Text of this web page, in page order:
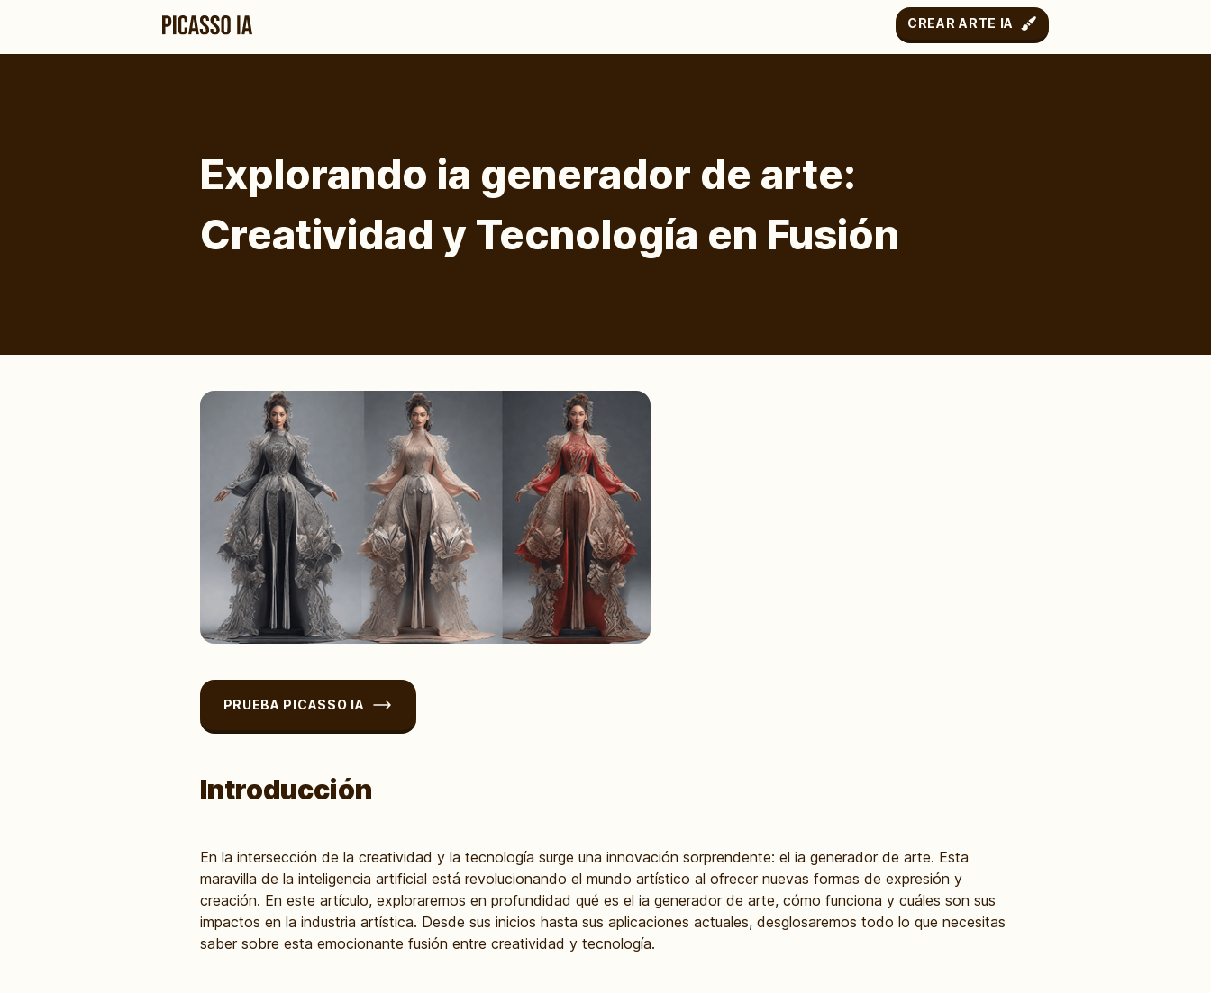
CREAR ARTE IA
Explorando ia generador de arte:
Creatividad y Tecnología en Fusión
PRUEBA PICASSO IA
Introducción
En la intersección de la creatividad y la tecnología surge una innovación sorprendente: el ia generador de arte. Esta
maravilla de la inteligencia artificial está revolucionando el mundo artístico al ofrecer nuevas formas de expresión y
creación. En este artículo, exploraremos en profundidad qué es el ia generador de arte, cómo funciona y cuáles son sus
impactos en la industria artística. Desde sus inicios hasta sus aplicaciones actuales, desglosaremos todo lo que necesitas
saber sobre esta emocionante fusión entre creatividad y tecnología.